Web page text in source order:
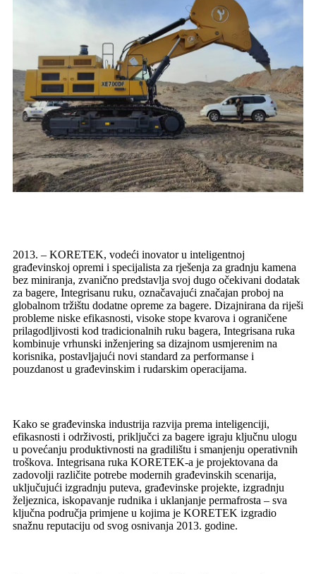
2013. – KORETEK, vodeći inovator u inteligentnoj
građevinskoj opremi i specijalista za rješenja za gradnju kamena
bez miniranja, zvanično predstavlja svoj dugo očekivani dodatak
za bagere, Integrisanu ruku, označavajući značajan proboj na
globalnom tržištu dodatne opreme za bagere. Dizajnirana da riješi
probleme niske efikasnosti, visoke stope kvarova i ograničene
prilagodljivosti kod tradicionalnih ruku bagera, Integrisana ruka
kombinuje vrhunski inženjering sa dizajnom usmjerenim na
korisnika, postavljajući novi standard za performanse i
pouzdanost u građevinskim i rudarskim operacijama.
Kako se građevinska industrija razvija prema inteligenciji,
efikasnosti i održivosti, priključci za bagere igraju ključnu ulogu
u povećanju produktivnosti na gradilištu i smanjenju operativnih
troškova. Integrisana ruka KORETEK-a je projektovana da
zadovolji različite potrebe modernih građevinskih scenarija,
uključujući izgradnju puteva, građevinske projekte, izgradnju
željeznica, iskopavanje rudnika i uklanjanje permafrosta – sva
ključna područja primjene u kojima je KORETEK izgradio
snažnu reputaciju od svog osnivanja 2013. godine.